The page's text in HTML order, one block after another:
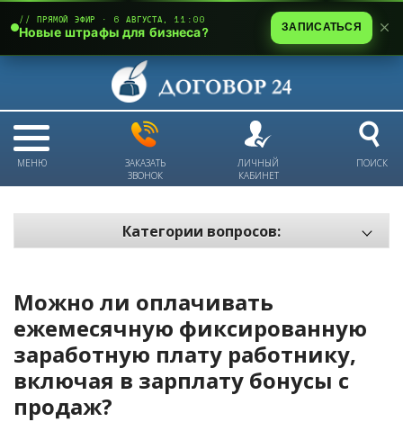
МЕНЮ
ЗАКАЗАТЬ
ЗВОНОК
ЛИЧНЫЙ
КАБИНЕТ
ПОИСК
Категории вопросов:
Техника безопасности и охрана труда
Антикризис: трудовые отношения
Антикризис: долги и обязательства
Налоги и Налогообложение
Можно ли оплачивать
ежемесячную фиксированную
заработную плату работнику,
включая в зарплату бонусы с
продаж?
// ПРЯМОЙ ЭФИР · 6 АВГУСТА, 11:00
Новые штрафы для бизнеса? ЗАПИСАТЬСЯ